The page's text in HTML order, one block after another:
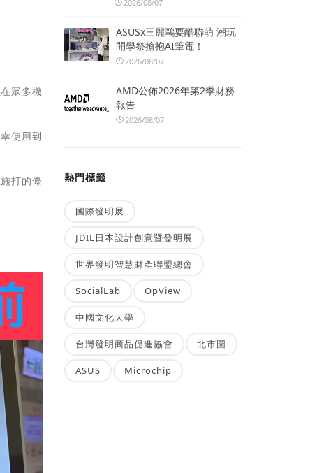
眾多機
使用到
打的條
2026/08/07
ASUSx三麗鷗耍酷聯萌 潮玩
開學祭搶抱AI筆電！
2026/08/07
AMD公佈2026年第2季財務
報告
2026/08/07
熱門標籤
國際發明展
JDIE日本設計創意暨發明展
世界發明智慧財產聯盟總會
SocialLab OpView
中國文化大學
台灣發明商品促進協會 北市圖
ASUS Microchip